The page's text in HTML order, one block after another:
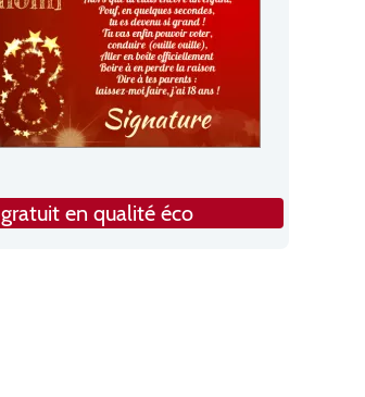
gratuit en qualité éco